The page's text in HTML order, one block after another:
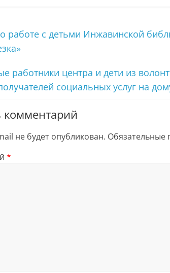
работе с детьми Инжавинской
работники центра и дети из
социальных услуг на
комментарий
не будет опубликован. Обязательные
*